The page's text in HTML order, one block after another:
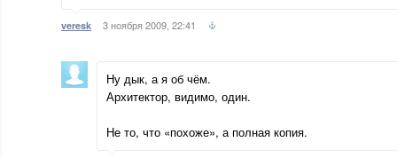
veresk 3 ноября 2009, 22:41
Ну дык, а я об чём.
Архитектор, видимо, один.
Не то, что «похоже», а полная копия.